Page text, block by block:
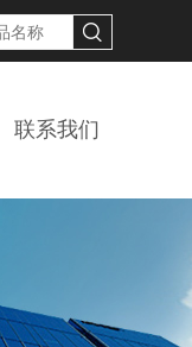
联系我们